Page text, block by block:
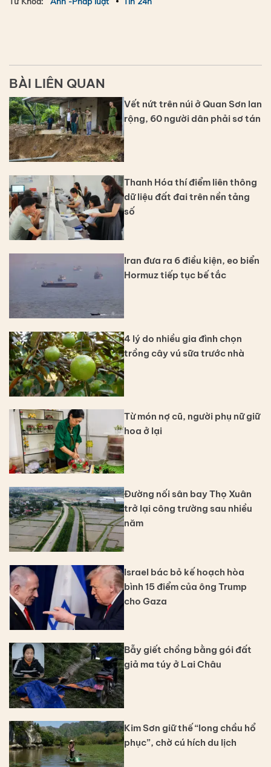
BÀI LIÊN QUAN
Vết nứt trên núi ở Quan Sơn lan
rộng, 60 người dân phải sơ tán
Thanh Hóa thí điểm liên thông
dữ liệu đất đai trên nền tảng
số
Iran đưa ra 6 điều kiện, eo biển
Hormuz tiếp tục bế tắc
4 lý do nhiều gia đình chọn
trồng cây vú sữa trước nhà
Từ món nợ cũ, người phụ nữ giữ
hoa ở lại
Đường nối sân bay Thọ Xuân
trở lại công trường sau nhiều
năm
Israel bác bỏ kế hoạch hòa
bình 15 điểm của ông Trump
cho Gaza
Bẫy giết chồng bằng gói đất
giả ma túy ở Lai Châu
Kim Sơn giữ thế “long chầu hổ
phục”, chờ cú hích du lịch